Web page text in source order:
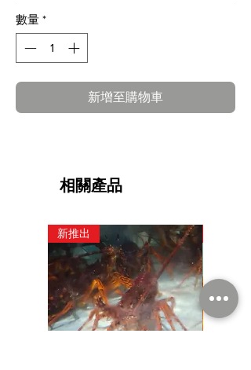
數量 *
新增至購物車
相關產品
新推出